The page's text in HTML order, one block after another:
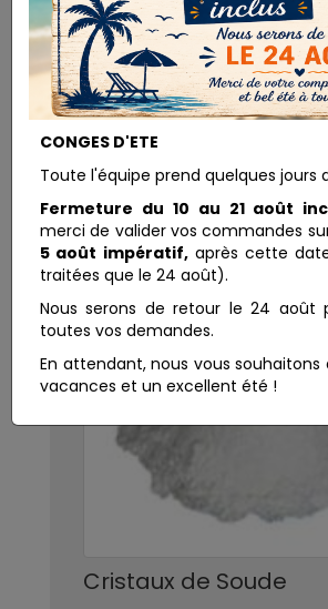
Cristaux de Soude
CONGES D'ETE
Toute l'équipe prend quelques jours
Fermeture du 10 au 21 août
merci de valider vos commandes
5 août impératif,après cette
traitées que le 24 août).
Nous serons de retour le 24 août
toutes vos demandes.
En attendant, nous vous souhaitons
vacances et un excellent été !